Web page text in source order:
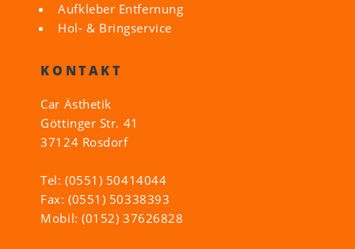
Aufkleber Entfernung
Hol- & Bringservice
KONTAKT
Car Ästhetik
Göttinger Str. 41
37124 Rosdorf
Tel: (0551) 50414044
Fax: (0551) 50338393
Mobil: (0152) 37626828